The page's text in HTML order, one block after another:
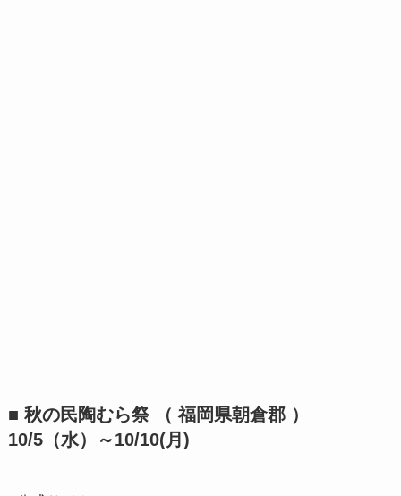
■ 秋の民陶むら祭 （ 福岡県朝倉郡 ）
10/5（水）～10/10(月)